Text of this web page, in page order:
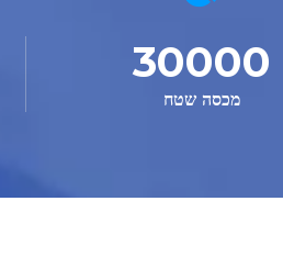
30000
מכסה שטח